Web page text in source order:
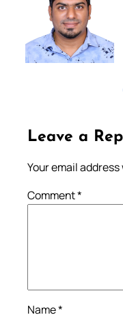
Leave a
Your email
Comment*
Name*